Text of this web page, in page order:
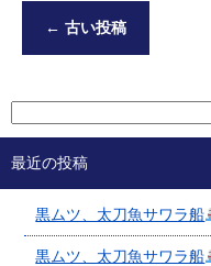
← 古い投稿
最近の投稿
黒ムツ、太刀魚サワラ船
黒ムツ、太刀魚サワラ船